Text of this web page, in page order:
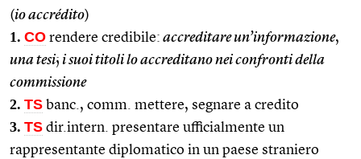
(io accrédito)
1. CO rendere credibile: accreditare un’informazione,
una tesi; i suoi titoli lo accreditano nei confronti della
commissione
2. TS banc., comm. mettere, segnare a credito
3. TS dir.intern. presentare ufficialmente un
rappresentante diplomatico in un paese straniero